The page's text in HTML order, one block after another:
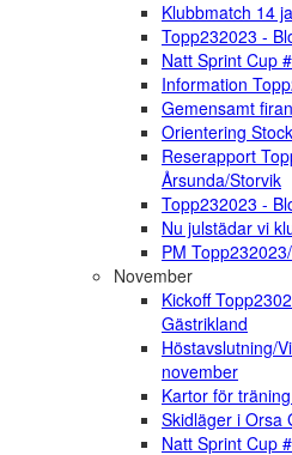
Klubbmatch 14
Topp232023 -
Natt Sprint Cup
Information
Gemensamt
Orientering
Reserapport
Årsunda/Storvik
Topp232023 -
Nu julstädar vi
PM
November
Kickoff
Gästrikland
Höstavslutning/
november
Kartor för
Skidläger i Orsa
Natt Sprint Cup